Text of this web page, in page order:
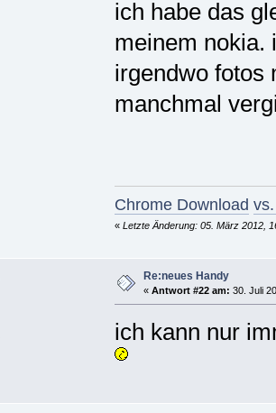
ich habe das
meinem nokia.
irgendwo fotos
manchmal
Chrome Download
« Letzte Änderung: 05. März 2012,
Re:neues Handy
« Antwort #22 am: 30. Juli
ich kann nur